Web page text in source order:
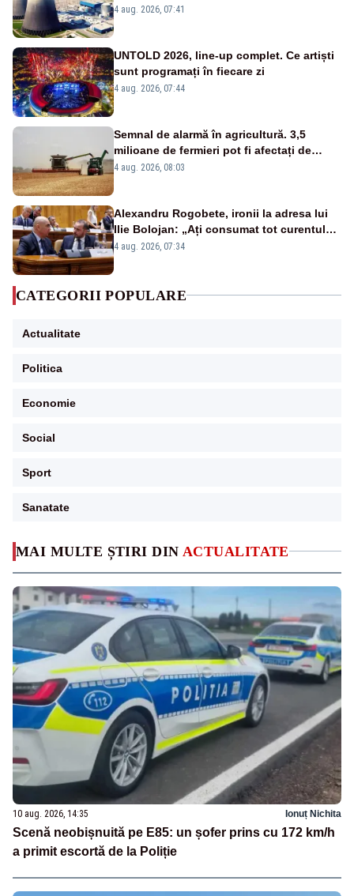
MAI MULTE ȘTIRI DIN ACTUALITATE
10 aug. 2026, 14:35 Ionuț Nichita
Scenă neobișnuită pe E85: un șofer prins cu 172 km/h
a primit escortă de la Poliție
zile
4 aug. 2026, 07:41
UNTOLD 2026, line-up complet. Ce artiști
sunt programați în fiecare zi
4 aug. 2026, 07:44
Semnal de alarmă în agricultură. 3,5
milioane de fermieri pot fi afectați de
strategia pentru conservarea
4 aug. 2026, 08:03
Alexandru Rogobete, ironii la adresa lui
Ilie Bolojan: „Ați consumat tot curentul
urmărind șobolani imaginari”
4 aug. 2026, 07:34
CATEGORII POPULARE
Actualitate
Politica
Economie
Social
Sport
Sanatate